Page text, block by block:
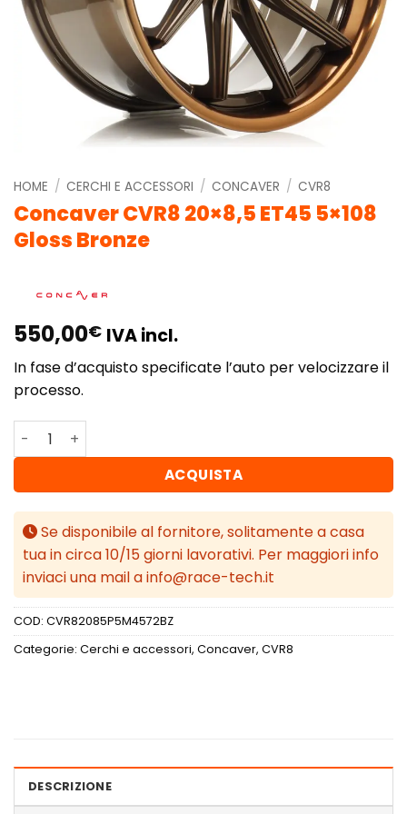
HOME / CERCHI E ACCESSORI / CONCAVER / CVR8
Concaver CVR8 20×8,5 ET45 5×108
Gloss Bronze
550,00€ IVA incl.
In fase d’acquisto specificate l’auto per velocizzare il
processo.
Concaver CVR8 20x8,5 ET45 5x108 Gloss Bronze quantità
ACQUISTA
Se disponibile al fornitore, solitamente a casa
tua in circa 10/15 giorni lavorativi. Per maggiori info
inviaci una mail a info@race-tech.it
COD: CVR82085P5M4572BZ
Categorie: Cerchi e accessori, Concaver, CVR8
DESCRIZIONE